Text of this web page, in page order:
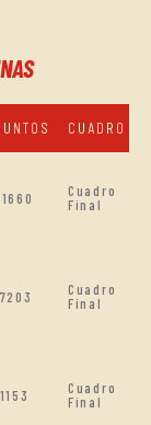
CUADRO
Cuadro
Final
Cuadro
Final
Cuadro
Final